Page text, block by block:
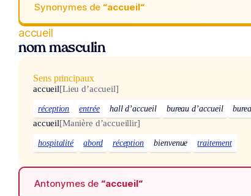
Synonymes de “accueil“
accueil
nom masculin
Sens principaux
accueil[Lieu d’accueil]
réception entrée hall d’accueil bureau d’accueil
accueil[Manière d’accueillir]
hospitalité abord réception bienvenue traitement
Antonymes de “accueil“